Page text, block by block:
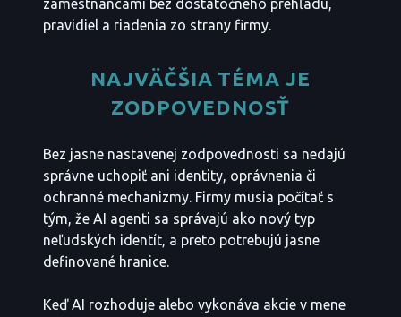
zamestnancami bez dostatočného prehľadu,
pravidiel a riadenia zo strany firmy.
NAJVÄČŠIA TÉMA JE
ZODPOVEDNOSŤ
Bez jasne nastavenej zodpovednosti sa nedajú
správne uchopiť ani identity, oprávnenia či
ochranné mechanizmy. Firmy musia počítať s
tým, že AI agenti sa správajú ako nový typ
neľudských identít, a preto potrebujú jasne
definované hranice.
Keď AI rozhoduje alebo vykonáva akcie v mene